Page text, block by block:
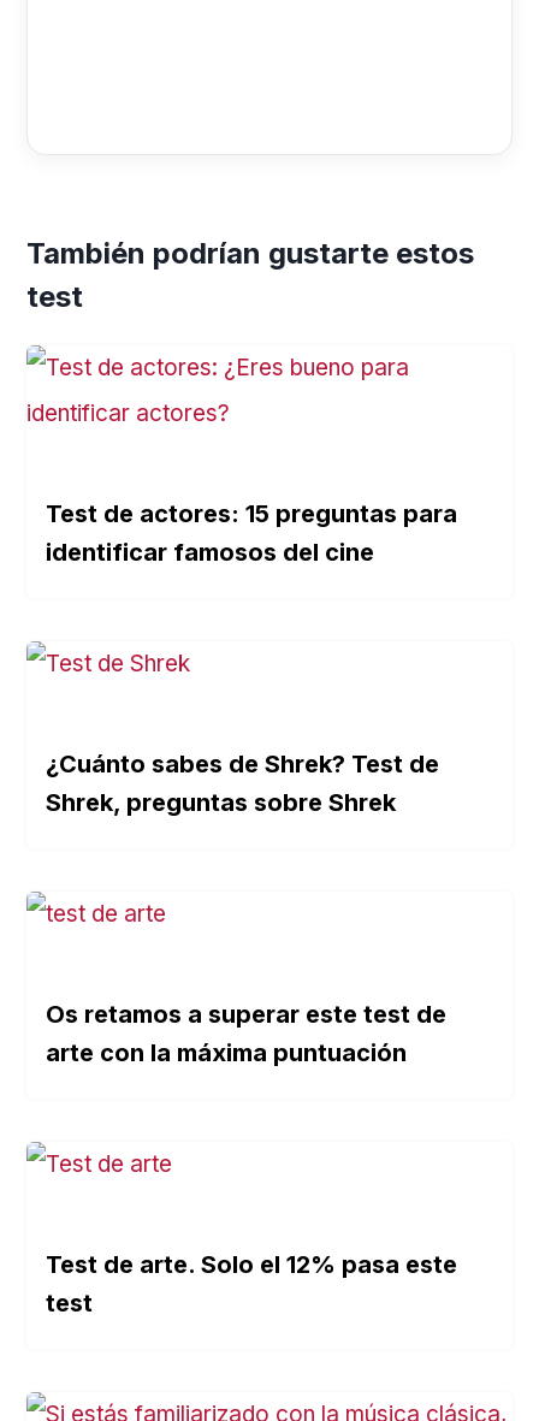
También podrían gustarte estos
test
Test de actores: 15 preguntas para
identificar famosos del cine
¿Cuánto sabes de Shrek? Test de
Shrek, preguntas sobre Shrek
Os retamos a superar este test de
arte con la máxima puntuación
Test de arte. Solo el 12% pasa este
test